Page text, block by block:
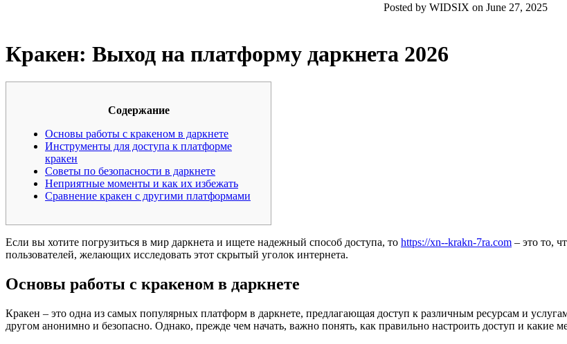
Posted by WIDSIX on June 27, 2025
Кракен: Выход на платформу даркнета 2026
Содержание
Основы работы с кракеном в даркнете
Инструменты для доступа к платформе
кракен
Советы по безопасности в даркнете
Неприятные моменты и как их избежать
Сравнение кракен с другими платформами
Если вы хотите погрузиться в мир даркнета и ищете надежный способ доступа, то https://xn--krakn-7ra.com – это то,
пользователей, желающих исследовать этот скрытый уголок интернета.
Основы работы с кракеном в даркнете
Кракен – это одна из самых популярных платформ в даркнете, предлагающая доступ к различным ресурсам и
другом анонимно и безопасно. Однако, прежде чем начать, важно понять, как правильно настроить доступ и какие